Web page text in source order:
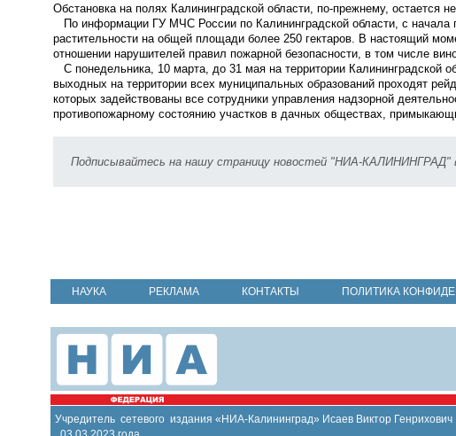
Обстановка на полях Калининградской области, по-прежнему, остается
По информации ГУ МЧС России по Калининградской области, с начала
растительности на общей площади более 250 гектаров. В настоящий
отношении нарушителей правил пожарной безопасности, в том числе
С понедельника, 10 марта, до 31 мая на территории Калининградской
выходных на территории всех муниципальных образований проходят
которых задействованы все сотрудники управления надзорной
противопожарному состоянию участков в дачных обществах,
Подписывайтесь на нашу страницу новостей "НИА-КАЛИНИНГРАД"
НАУКА РЕКЛАМА КОНТАКТЫ ПОЛИТИКА
Учредитель сетевого издания «НИА-Калининград» Исаев Виктор Генрихович